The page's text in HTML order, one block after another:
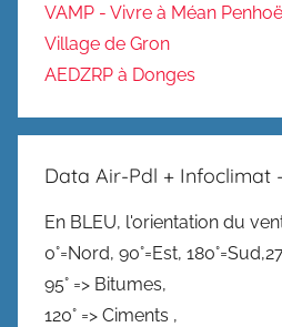
VAMP - Vivre à Méan
Village de Gron
AEDZRP à Donges
Data Air-Pdl + Infoclimat
En BLEU, l'orientation du
0°=Nord, 90°=Est,
95° => Bitumes,
120° => Ciments ,